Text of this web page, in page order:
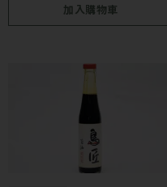
加入購物車